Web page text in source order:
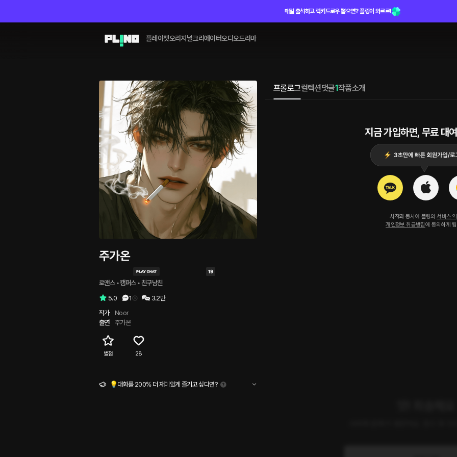
매일 출석하고 럭키드로우 뽑으면? 플링이 와르르!
플레이챗오리지널크리에이터오디오드라마
주가온
로맨스 • 캠퍼스 • 친구남친
5.0
1
3.2만
작가
Noor
출연
주가온
별점 28
💡대화를 200% 더 재미있게 즐기고 싶다면?
프롤로그컬렉션댓글1작품소개
지금 가입하면, 무료 대
시작과 동시에 플링의 서비스
개인정보 취급방침에 동의하게